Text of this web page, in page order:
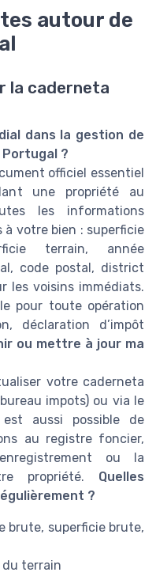
autour de
la caderneta
dans la gestion de
?
officiel essentiel
une propriété au
les informations
votre bien : superficie
terrain, année
code postal, district
les voisins immédiats.
pour toute opération
déclaration d’impôt
ou mettre à jour ma
votre caderneta
impots) ou via le
aussi possible de
au registre foncier,
ou la
propriété. Quelles
?
brute, superficie brute,
du terrain